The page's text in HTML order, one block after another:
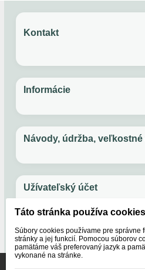
Overený zákazník
Rýchlosť.
AĎ
Andrea, Gbely
Fero, Bratislava
rychlo.
Kontakt
Email: papuckaren@gmail.com
Informácie
Všetko o nákupe
Ochrana súkromia
Návody, údržba,
Údržba ovčej vlny
Ako používať guličky do
Užívateľský účet
Objednávky
Nastavenie účtu
Reklamácie
O nás
Naše značky
Táto stránka používa cookies
Súbory cookies používame pre správne
stránky a jej funkcií. Pomocou súborov
pamätáme váš preferovaný jazyk a
vykonané na stránke.